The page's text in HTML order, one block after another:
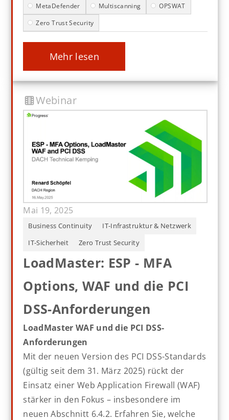
MetaDefender Multiscanning
OPSWAT
Zero Trust Security
mehr lesen
Webinar
Mai 19, 2025
Business Continuity
IT-Infrastruktur & Netzwerk
IT-Sicherheit
Zero Trust Security
LoadMaster: ESP - MFA
Options, WAF und die PCI
DSS-Anforderungen
LoadMaster WAF und die PCI DSS-
Anforderungen
Mit der neuen Version des PCI DSS-Standards
(gültig seit dem 31. März 2025) rückt der
Einsatz einer Web Application Firewall (WAF)
stärker in den Fokus – insbesondere im
neuen Abschnitt 6.4.2. Erfahren Sie, welche